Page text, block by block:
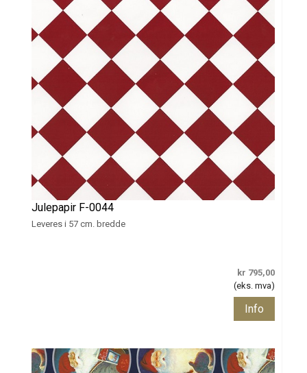
Julepapir F-0044
Leveres i 57 cm. bredde
kr 795,00
(eks. mva)
Info